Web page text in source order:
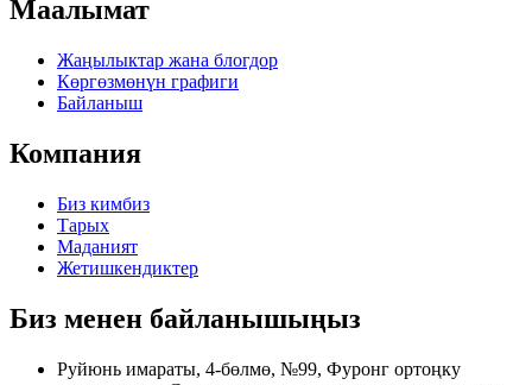
Маалымат
Жаңылыктар жана блогдор
Көргөзмөнүн графиги
Байланыш
Компания
Биз кимбиз
Тарых
Маданият
Жетишкендиктер
Биз менен байланышыңыз
Руйюнь имараты, 4-бөлмө, №99, Фуронг ортоңку